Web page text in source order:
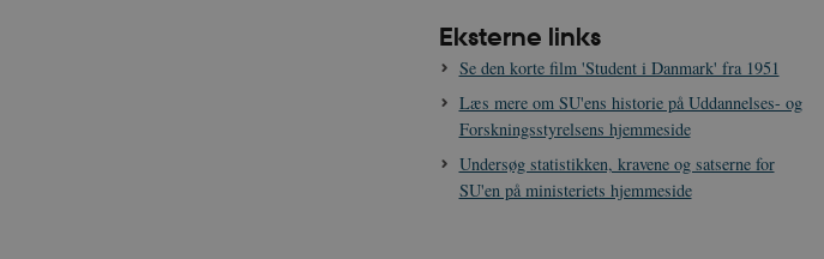
Eksterne links
Se den korte film 'Student i Danmark' fra 1951
Læs mere om SU'ens historie på Uddannelses- og
Forskningsstyrelsens hjemmeside
Undersøg statistikken, kravene og satserne for
SU'en på ministeriets hjemmeside